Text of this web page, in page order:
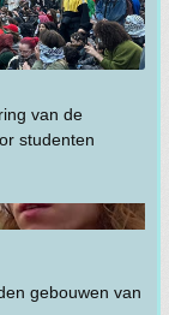
van de
studenten
gebouwen van